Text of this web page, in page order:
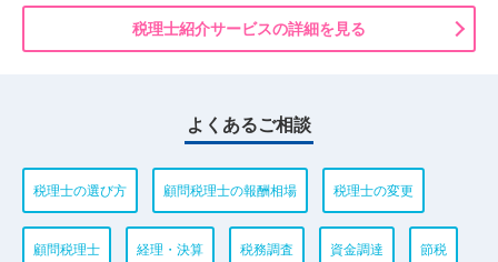
税理士紹介サービスの詳細を見る
よくあるご相談
税理士の選び方 顧問税理士の報酬相場 税理士の変更
顧問税理士 経理・決算 税務調査 資金調達 節税